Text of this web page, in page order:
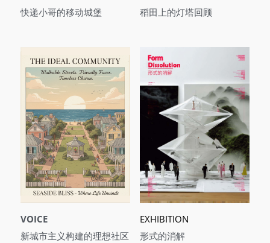
快递小哥的移动城堡
稻田上的灯塔回顾
VOICE
新城市主义构建的理想社区
EXHIBITION
形式的消解